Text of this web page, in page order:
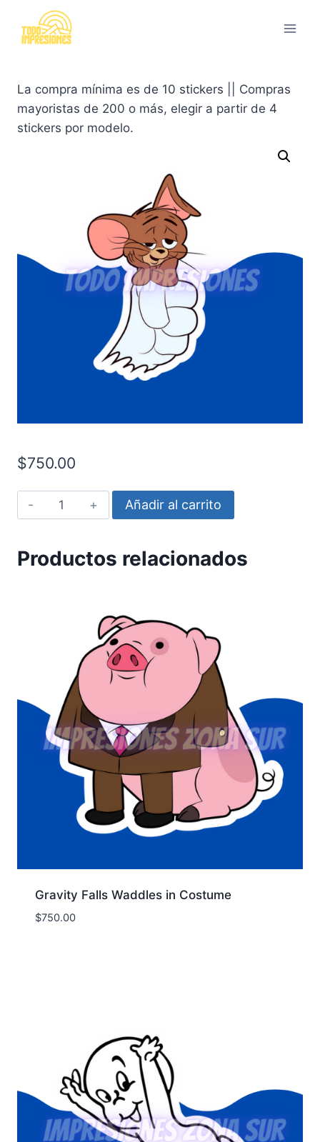
contenido
La compra mínima es de 10 stickers || Compras
mayoristas de 200 o más, elegir a partir de 4
stickers por modelo.
$750.00
Tom
y
-
Añadir al carrito
Productos relacionados
Gravity Falls Waddles in Costume
$750.00